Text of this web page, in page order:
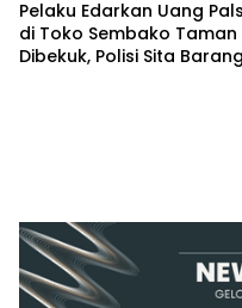
Pelaku Edarkan Uang
di Toko Sembako Taman
Dibekuk, Polisi Sita Barang